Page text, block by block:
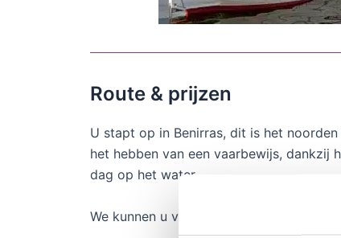
Route & prijzen
U stapt op in Benirras, dit is het
het hebben van een vaarbewijs,
dag op het water.
We kunnen u verzekeren dat het een